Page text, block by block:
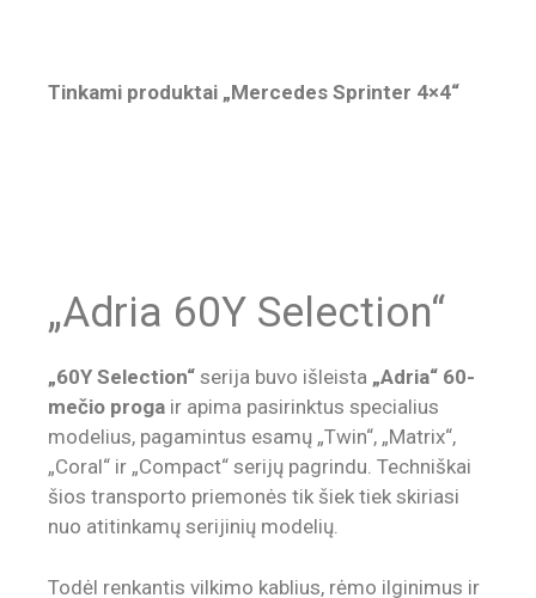
Tinkami produktai „Mercedes Sprinter 4×4“
„Adria 60Y Selection“
„60Y Selection“ serija buvo išleista „Adria“ 60-
mečio proga ir apima pasirinktus specialius
modelius, pagamintus esamų „Twin“, „Matrix“,
„Coral“ ir „Compact“ serijų pagrindu. Techniškai
šios transporto priemonės tik šiek tiek skiriasi
nuo atitinkamų serijinių modelių.
Todėl renkantis vilkimo kablius, rėmo ilginimus ir